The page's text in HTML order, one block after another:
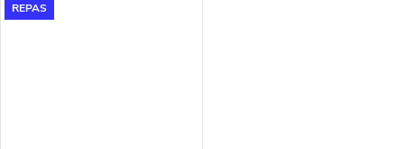
110kW 115kW, DS4 115kW
REPAS